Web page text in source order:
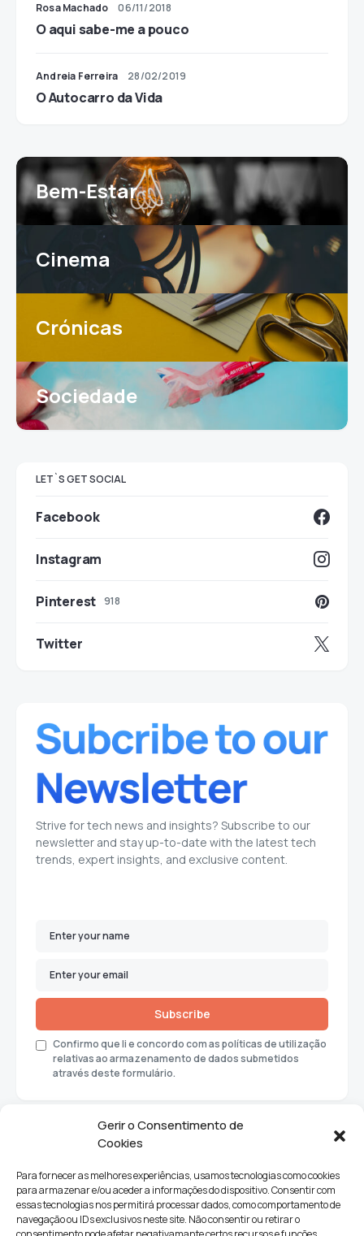
Gerir o Consentimento de
Cookies
Para fornecer as melhores experiências, usamos tecnologias como cookies
para armazenar e/ou aceder a informações do dispositivo. Consentir com
essas tecnologias nos permitirá processar dados, como comportamento de
navegação ou IDs exclusivos neste site. Não consentir ou retirar o
Rosa Machado 06/11/2018
O aqui sabe-me a pouco
Andreia Ferreira 28/02/2019
O Autocarro da Vida
Bem-Estar
Cinema
Crónicas
Sociedade
LET`S GET SOCIAL
Facebook
Instagram
Pinterest 918
Twitter
Strive for tech news and insights? Subscribe to our
newsletter and stay up-to-date with the latest tech
trends, expert insights, and exclusive content.
Subscribe
Confirmo que li e concordo com as políticas de utilização
relativas ao armazenamento de dados submetidos
através deste formulário.